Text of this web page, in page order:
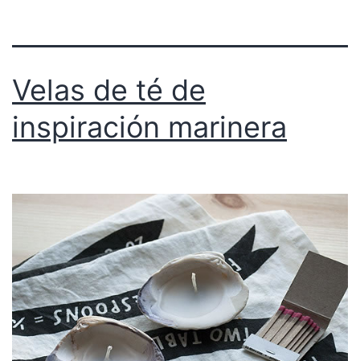
Velas de té de
inspiración marinera